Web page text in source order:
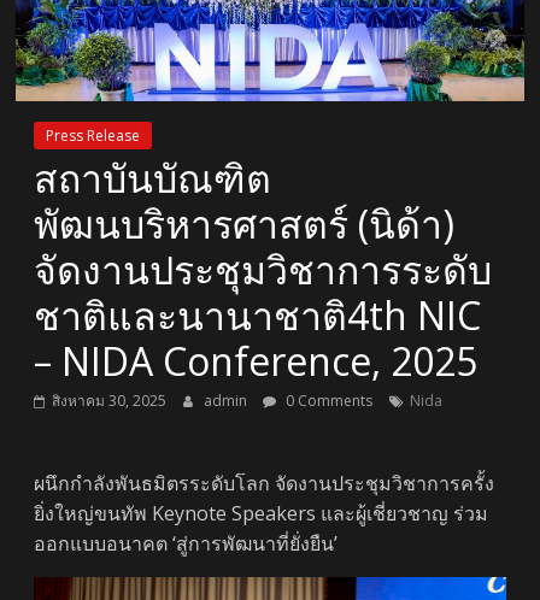
Press Release
สถาบันบัณฑิต
พัฒนบริหารศาสตร์ (นิด้า)
จัดงานประชุมวิชาการระดับ
ชาติและนานาชาติ4th NIC
– NIDA Conference, 2025
สิงหาคม 30, 2025 admin 0 Comments Nida
ผนึกกำลังพันธมิตรระดับโลก จัดงานประชุมวิชาการครั้ง
ยิ่งใหญ่ขนทัพ Keynote Speakers และผู้เชี่ยวชาญ ร่วม
ออกแบบอนาคต ‘สู่การพัฒนาที่ยั่งยืน’